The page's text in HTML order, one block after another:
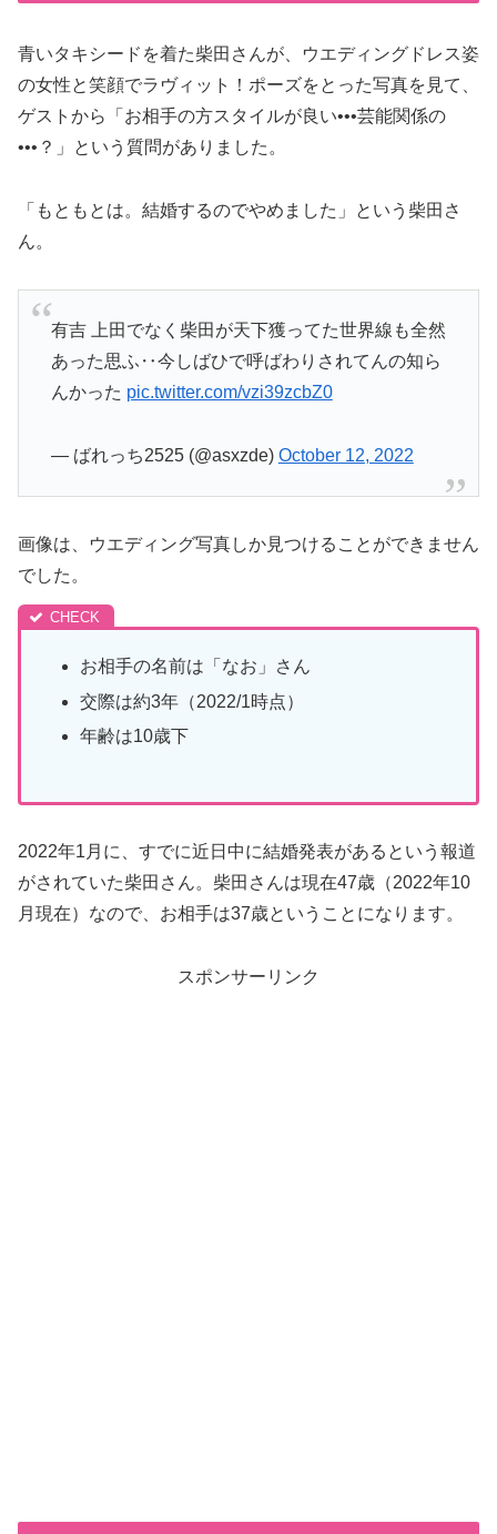
青いタキシードを着た柴田さんが、ウエディングドレス姿
の女性と笑顔でラヴィット！ポーズをとった写真を見て、
ゲストから「お相手の方スタイルが良い•••芸能関係の
•••？」という質問がありました。
「もともとは。結婚するのでやめました」という柴田さ
ん。
有吉 上田でなく柴田が天下獲ってた世界線も全然
あった思ふ‥今しばひで呼ばわりされてんの知ら
んかった pic.twitter.com/vzi39zcbZ0
— ばれっち2525 (@asxzde) October 12, 2022
画像は、ウエディング写真しか見つけることができません
でした。
お相手の名前は「なお」さん
交際は約3年（2022/1時点）
年齢は10歳下
2022年1月に、すでに近日中に結婚発表があるという報道
がされていた柴田さん。柴田さんは現在47歳（2022年10
月現在）なので、お相手は37歳ということになります。
スポンサーリンク